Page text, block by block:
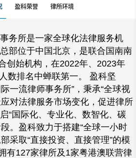
盈科荣誉 律所环境
所是一家全球化法律服务机
部位于中国北京，是联合国南南
创始机构，在2022年、2023年
数排名中蝉联第一。 盈科坚
一流律师事务所”，秉承“全球视
对法律服务市场变化，促进律所
“国际化、专业化、数智化、碳
。盈科致力于搭建“全球一小时
采取“直接投资、直接管理”的模
有127家律所及1家粤港澳联营律